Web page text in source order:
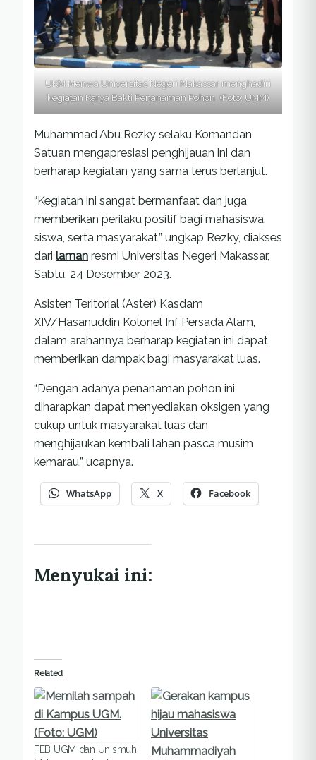
UKM Menwa Universitas Negeri Makassar menghadiri
kegiatan Karya Bakti Penanaman Pohon. (Foto: UNM)
Muhammad Abu Rezky selaku Komandan
Satuan mengapresiasi penghijauan ini dan
berharap kegiatan yang sama terus berlanjut.
“Kegiatan ini sangat bermanfaat dan juga
memberikan perilaku positif bagi mahasiswa,
siswa, serta masyarakat,” ungkap Rezky, diakses
dari laman resmi Universitas Negeri Makassar,
Sabtu, 24 Desember 2023.
Asisten Teritorial (Aster) Kasdam
XIV/Hasanuddin Kolonel Inf Persada Alam,
dalam arahannya berharap kegiatan ini dapat
memberikan dampak bagi masyarakat luas.
“Dengan adanya penanaman pohon ini
diharapkan dapat menyediakan oksigen yang
cukup untuk masyarakat luas dan
menghijaukan kembali lahan pasca musim
kemarau,” ucapnya.
WhatsApp X Facebook
Menyukai ini:
Related
FEB UGM dan Unismuh